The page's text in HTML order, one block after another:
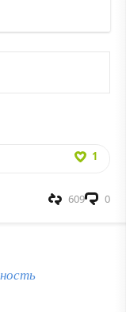
1
0
609